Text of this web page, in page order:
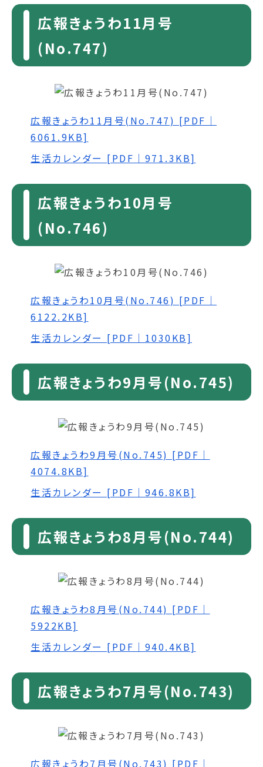
広報きょうわ11月号
(No.747)
広報きょうわ11月号(No.747) [PDF｜
6061.9KB]
生活カレンダー [PDF｜971.3KB]
広報きょうわ10月号
(No.746)
広報きょうわ10月号(No.746) [PDF｜
6122.2KB]
生活カレンダー [PDF｜1030KB]
広報きょうわ9月号(No.745)
広報きょうわ9月号(No.745) [PDF｜
4074.8KB]
生活カレンダー [PDF｜946.8KB]
広報きょうわ8月号(No.744)
広報きょうわ8月号(No.744) [PDF｜
5922KB]
生活カレンダー [PDF｜940.4KB]
広報きょうわ7月号(No.743)
広報きょうわ7月号(No.743) [PDF｜